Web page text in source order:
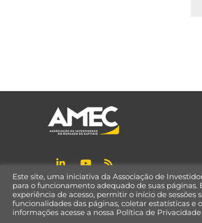
Política de Privacidade de Dados
Este site, uma iniciativa da Associação de
para o funcionamento adequado de suas
experiência de acesso, permitir o início de sessões
funcionalidades das páginas, coletar estatísticas e
informações acesse a nossa Política de Privacidade